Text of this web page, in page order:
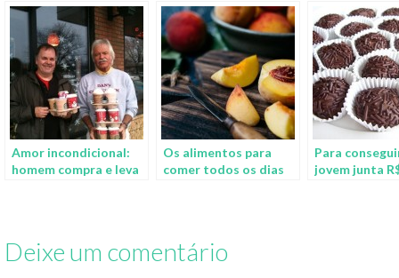
Amor incondicional:
homem compra e leva
Os alimentos para
comer todos os dias
Para
jovem junta
Deixe um comentário